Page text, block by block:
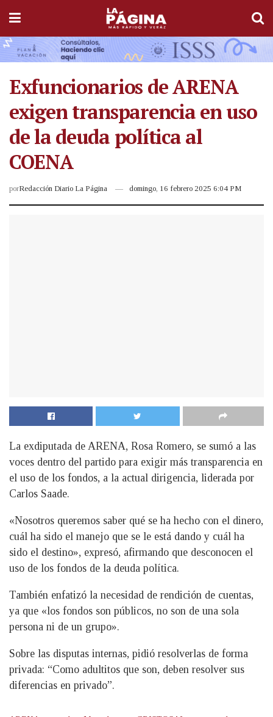
Exfuncionarios de ARENA
exigen transparencia en uso
de la deuda política al
COENA
porRedacción Diario La Página domingo, 16 febrero 2025 6:04 PM
La exdiputada de ARENA, Rosa Romero, se sumó a las
voces dentro del partido para exigir más transparencia en
el uso de los fondos, a la actual dirigencia, liderada por
Carlos Saade.
«Nosotros queremos saber qué se ha hecho con el dinero,
cuál ha sido el manejo que se le está dando y cuál ha
sido el destino», expresó, afirmando que desconocen el
uso de los fondos de la deuda política.
También enfatizó la necesidad de rendición de cuentas,
ya que «los fondos son públicos, no son de una sola
persona ni de un grupo».
Sobre las disputas internas, pidió resolverlas de forma
privada: “Como adultitos que son, deben resolver sus
diferencias en privado”.